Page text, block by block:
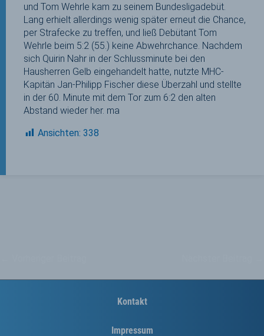
und Tom Wehrle kam zu seinem Bundesligadebüt.
Lang erhielt allerdings wenig später erneut die Chance,
per Strafecke zu treffen, und ließ Debütant Tom
Wehrle beim 5:2 (55.) keine Abwehrchance. Nachdem
sich Quirin Nahr in der Schlussminute bei den
Hausherren Gelb eingehandelt hatte, nutzte MHC-
Kapitän Jan-Philipp Fischer diese Überzahl und stellte
in der 60. Minute mit dem Tor zum 6:2 den alten
Abstand wieder her. ma
Ansichten: 338
Kontakt
Impressum